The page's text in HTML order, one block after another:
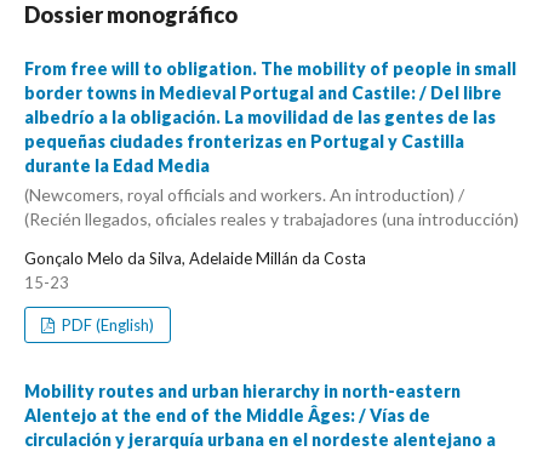
Dossier monográfico
From free will to obligation. The mobility of people in small
border towns in Medieval Portugal and Castile: / Del libre
albedrío a la obligación. La movilidad de las gentes de las
pequeñas ciudades fronterizas en Portugal y Castilla
durante la Edad Media
(Newcomers, royal officials and workers. An introduction) /
(Recién llegados, oficiales reales y trabajadores (una introducción)
Gonçalo Melo da Silva, Adelaide Millán da Costa
15-23
PDF (English)
Mobility routes and urban hierarchy in north-eastern
Alentejo at the end of the Middle Âges: / Vías de
circulación y jerarquía urbana en el nordeste alentejano a